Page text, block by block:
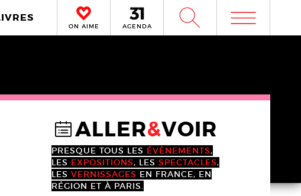
ON AIME AGENDA W m
@ALLER&VOIR
PRESQUE TOUS LES ÉVÈNEMENTS,
LES EXPOSITIONS, LES SPECTACLES,
LES VERNISSAGES EN FRANCE, EN
RÉGION ET À PARIS.